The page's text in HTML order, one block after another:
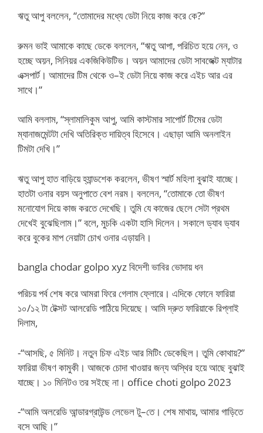
ঋতু আপু বললেন, “তোমাদের মধ্যে ডেটা নিয়ে কাজ করে কে?”
রুমন ভাই আমাকে কাছে ডেকে বললেন, “ঋতু আপা, পরিচিত হয়ে নেন, ও
হচ্ছে অয়ন, সিনিয়র একজিকিউটিভ। অয়ন আমাদের ডেটা সাবজেক্ট ম্যাটার
এক্সপার্ট। আমাদের টিম থেকে ও–ই ডেটা নিয়ে কাজ করে এইচ আর এর
সাথে।”
আমি বললাম, “স্লামালিকুম আপু, আমি কাস্টমার সাপোর্ট টিমের ডেটা
ম্যানাজমেন্টটা দেখি অতিরিক্ত দায়িত্ব হিসেবে। এছাড়া আমি অনলাইন
টিমটা দেখি।”
ঋতু আপু হাত বাড়িয়ে হ্যান্ডশেক করলেন, ভীষণ স্মার্ট মহিলা বুঝাই যাচ্ছে।
হাতটা ওনার বয়স অনুপাতে বেশ নরম। বললেন, “তোমাকে তো ভীষণ
মনোযোগ দিয়ে কাজ করতে দেখেছি। তুমি যে কাজের ছেলে সেটা প্রথম
দেখেই বুঝেছিলাম।” বলে, মুচকি একটা হাসি দিলেন। সকালে ড্যাব ড্যাব
করে বুকের মাপ নেয়াটা চোখ ওনার এড়ায়নি।
bangla chodar golpo xyz বিদেশী ভাবির ভোদায় ধন
পরিচয় পর্ব শেষ করে আমরা ফিরে গেলাম ফ্লোরে। এদিকে ফোনে ফারিয়া
১০/১২ টা টেক্সট আলরেডি পাঠিয়ে দিয়েছে। আমি দ্রুত ফারিয়াকে রিপ্লাই
দিলাম,
-“আসছি, ৫ মিনিট। নতুন চিফ এইচ আর মিটিং ডেকেছিল। তুমি কোথায়?”
ফারিয়া ভীষণ কামুকী। আজকে চোদা খাওয়ার জন্য অস্থির হয়ে আছে বুঝাই
যাচ্ছে। ১০ মিনিটও তর সইছে না। office choti golpo 2023
-“আমি অলরেডি আন্ডারগ্রাউন্ড লেভেল টু–তে। শেষ মাথায়, আমার গাড়িতে
বসে আছি।”